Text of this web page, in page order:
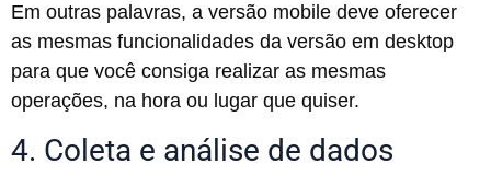
Em outras palavras, a versão mobile deve oferecer
as mesmas funcionalidades da versão em desktop
para que você consiga realizar as mesmas
operações, na hora ou lugar que quiser.
4. Coleta e análise de dados